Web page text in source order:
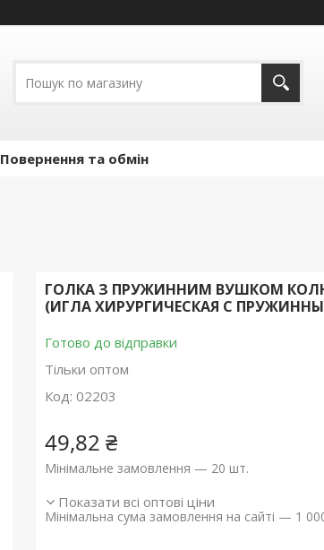
Повернення та обмін
ГОЛКА З ПРУЖИННИМ ВУШКОМ
(ИГЛА ХИРУРГИЧЕСКАЯ С
Готово до відправки
Тільки оптом
Код: 02203
49,82 ₴
Мінімальне замовлення — 20 шт.
Показати всі оптові ціни
Мінімальна сума замовлення на сайті — 1